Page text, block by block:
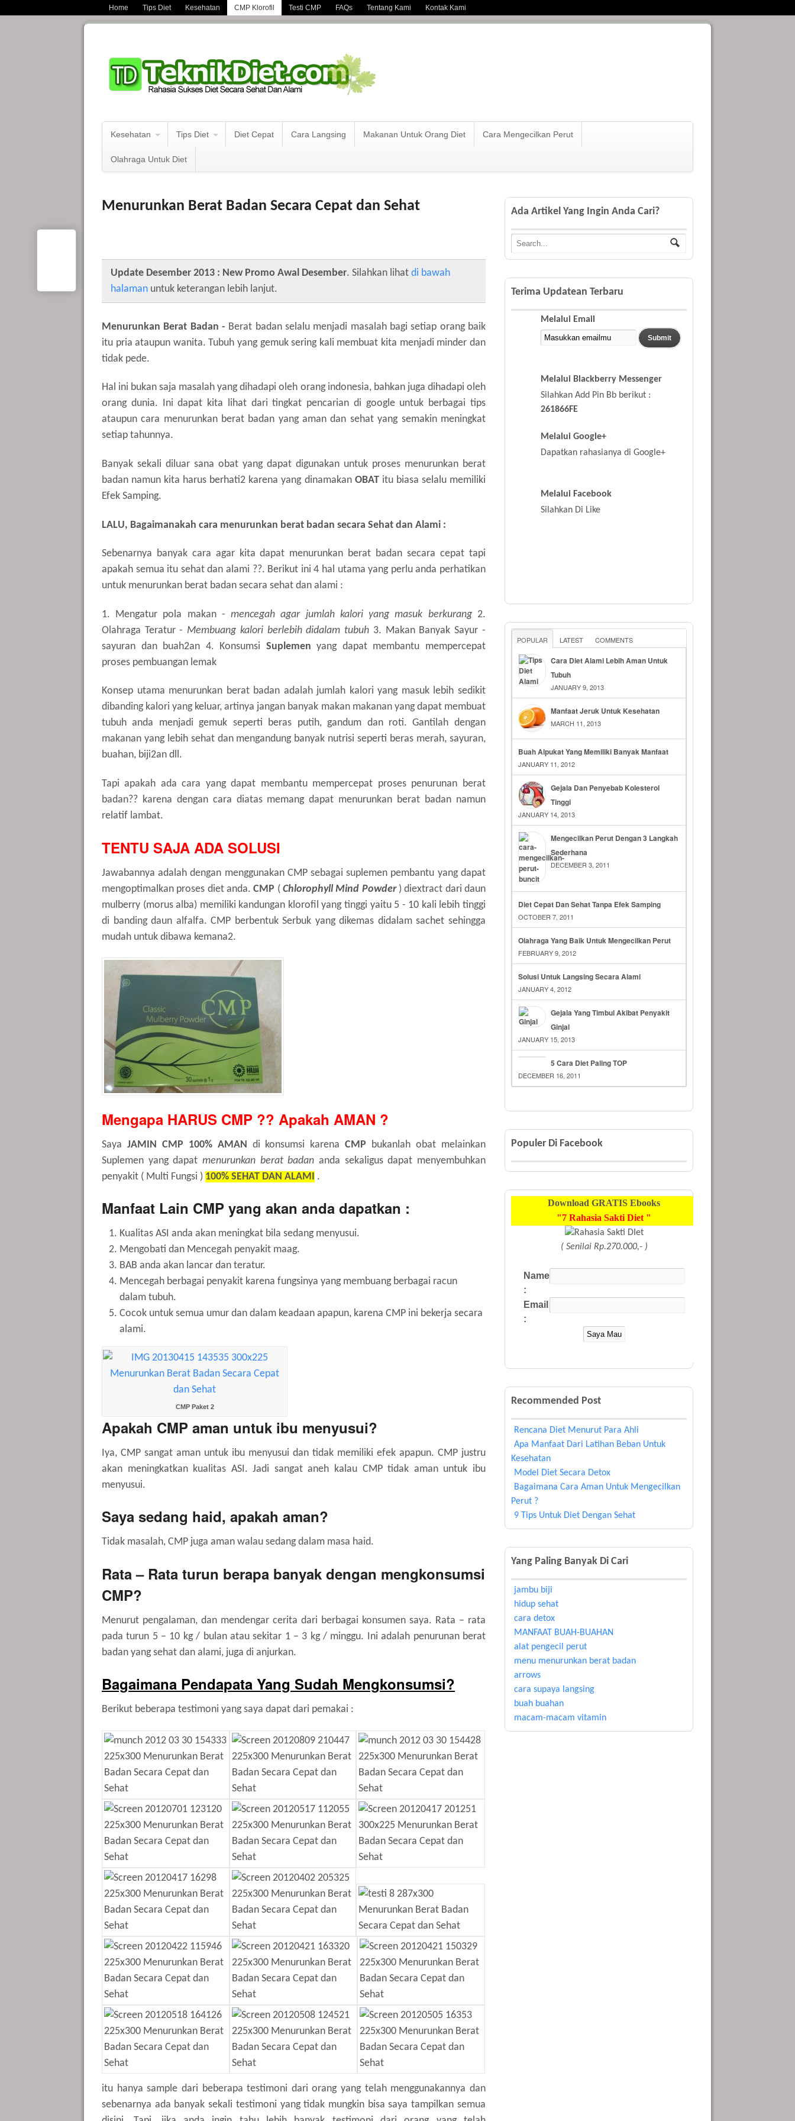
Home Tips Diet Kesehatan CMP Klorofil Testi CMP FAQs Tentang Kami Kontak Kami
Kesehatan Tips Diet Diet Cepat Cara Langsing Makanan Untuk Orang Diet Cara Mengecilkan Perut
Olahraga Untuk Diet
Menurunkan Berat Badan Secara Cepat dan Sehat
Update Desember 2013 : New Promo Awal Desember. Silahkan lihat di bawah
halaman untuk keterangan lebih lanjut.
Menurunkan Berat Badan - Berat badan selalu menjadi masalah bagi setiap orang baik
itu pria ataupun wanita. Tubuh yang gemuk sering kali membuat kita menjadi minder dan
tidak pede.
Hal ini bukan saja masalah yang dihadapi oleh orang indonesia, bahkan juga dihadapi oleh
orang dunia. Ini dapat kita lihat dari tingkat pencarian di google untuk berbagai tips
ataupun cara menurunkan berat badan yang aman dan sehat yang semakin meningkat
setiap tahunnya.
Banyak sekali diluar sana obat yang dapat digunakan untuk proses menurunkan berat
badan namun kita harus berhati2 karena yang dinamakan OBATitu biasa selalu memiliki
Efek Samping.
LALU, Bagaimanakah cara menurunkan berat badan secara Sehat dan Alami :
Sebenarnya banyak cara agar kita dapat menurunkan berat badan secara cepat tapi
apakah semua itu sehat dan alami ??. Berikut ini 4 hal utama yang perlu anda perhatikan
untuk menurunkan berat badan secara sehat dan alami :
1. Mengatur pola makan -mencegah agar jumlah kalori yang masuk berkurang2.
Olahraga Teratur - Membuang kalori berlebih didalam tubuh 3. Makan Banyak Sayur -
sayuran dan buah2an 4. Konsumsi Suplemen yang dapat membantu mempercepat
proses pembuangan lemak
Konsep utama menurunkan berat badan adalah jumlah kalori yang masuk lebih sedikit
dibanding kalori yang keluar, artinya jangan banyak makan makanan yang dapat membuat
tubuh anda menjadi gemuk seperti beras putih, gandum dan roti. Gantilah dengan
makanan yang lebih sehat dan mengandung banyak nutrisi seperti beras merah, sayuran,
buahan, biji2an dll.
Tapi apakah ada cara yang dapat membantu mempercepat proses penurunan berat
badan?? karena dengan cara diatas memang dapat menurunkan berat badan namun
relatif lambat.
TENTU SAJA ADA SOLUSI
Jawabannya adalah dengan menggunakan CMP sebagai suplemen pembantu yang dapat
mengoptimalkan proses diet anda.CMP ( Chlorophyll Mind Powder) diextract dari daun
mulberry (morus alba) memiliki kandungan klorofil yang tinggi yaitu 5 - 10 kali lebih tinggi
di banding daun alfalfa. CMP berbentuk Serbuk yang dikemas didalam sachet sehingga
mudah untuk dibawa kemana2.
Mengapa HARUS CMP ?? Apakah AMAN ?
Saya JAMIN CMP 100% AMAN di konsumsi karenaCMP bukanlah obat melainkan
Suplemen yang dapat menurunkan berat badan anda sekaligus dapat menyembuhkan
penyakit ( Multi Fungsi ) 100% SEHAT DAN ALAMI .
Manfaat Lain CMP yang akan anda dapatkan :
Kualitas ASI anda akan meningkat bila sedang menyusui.
Mengobati dan Mencegah penyakit maag.
BAB anda akan lancar dan teratur.
Mencegah berbagai penyakit karena fungsinya yang membuang berbagai racun
dalam tubuh.
Cocok untuk semua umur dan dalam keadaan apapun, karena CMP ini bekerja secara
alami.
CMP Paket 2
Apakah CMP aman untuk ibu menyusui?
Iya, CMP sangat aman untuk ibu menyusui dan tidak memiliki efek apapun. CMP justru
akan meningkatkan kualitas ASI. Jadi sangat aneh kalau CMP tidak aman untuk ibu
menyusui.
Saya sedang haid, apakah aman?
Tidak masalah, CMP juga aman walau sedang dalam masa haid.
Rata – Rata turun berapa banyak dengan mengkonsumsi
CMP?
Menurut pengalaman, dan mendengar cerita dari berbagai konsumen saya. Rata – rata
pada turun 5 – 10 kg / bulan atau sekitar 1 – 3 kg / minggu. Ini adalah penurunan berat
badan yang sehat dan alami, juga di anjurkan.
Bagaimana Pendapata Yang Sudah Mengkonsumsi?
Berikut beberapa testimoni yang saya dapat dari pemakai :
itu hanya sample dari beberapa testimoni dari orang yang telah menggunakannya dan
sebenarnya ada banyak sekali testimoni yang tidak mungkin bisa saya tampilkan semua
Ada Artikel Yang Ingin Anda Cari?
Terima Updatean Terbaru
Melalui Email
Melalui Blackberry Messenger
Silahkan Add Pin Bb berikut :
261866FE
Melalui Google+
Dapatkan rahasianya di Google+
Melalui Facebook
Silahkan Di Like
POPULAR LATEST COMMENTS
Cara Diet Alami Lebih Aman Untuk
Tubuh
JANUARY 9, 2013
Manfaat Jeruk Untuk Kesehatan
MARCH 11, 2013
Buah Alpukat Yang Memiliki Banyak Manfaat
JANUARY 11, 2012
Gejala Dan Penyebab Kolesterol
Tinggi
JANUARY 14, 2013
Mengecilkan Perut Dengan 3 Langkah
Sederhana
DECEMBER 3, 2011
Diet Cepat Dan Sehat Tanpa Efek Samping
OCTOBER 7, 2011
Olahraga Yang Baik Untuk Mengecilkan Perut
FEBRUARY 9, 2012
Solusi Untuk Langsing Secara Alami
JANUARY 4, 2012
Gejala Yang Timbul Akibat Penyakit
Ginjal
JANUARY 15, 2013
5 Cara Diet Paling TOP
DECEMBER 16, 2011
Populer Di Facebook
DownloadGRATIS Ebooks
"7 Rahasia Sakti Diet "
( Senilai Rp.270.000,- )
Name
:
Email
:
Recommended Post
Rencana Diet Menurut Para Ahli
Apa Manfaat Dari Latihan Beban Untuk
Kesehatan
Model Diet Secara Detox
Bagaimana Cara Aman Untuk Mengecilkan
Perut ?
9 Tips Untuk Diet Dengan Sehat
Yang Paling Banyak Di Cari
jambu biji
hidup sehat
cara detox
MANFAAT BUAH-BUAHAN
alat pengecil perut
menu menurunkan berat badan
arrows
cara supaya langsing
buah buahan
macam-macam vitamin